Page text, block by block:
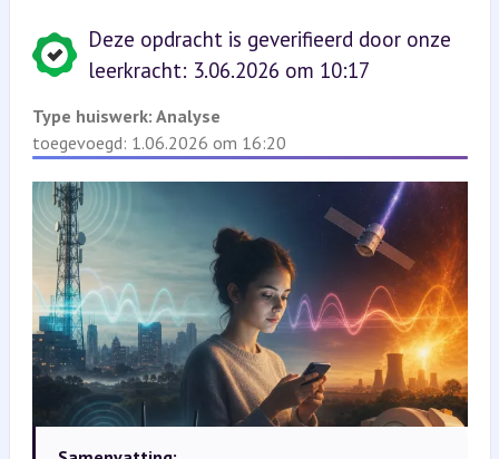
Deze opdracht is geverifieerd door onze
leerkracht: 3.06.2026 om 10:17
Type huiswerk: Analyse
toegevoegd: 1.06.2026 om 16:20